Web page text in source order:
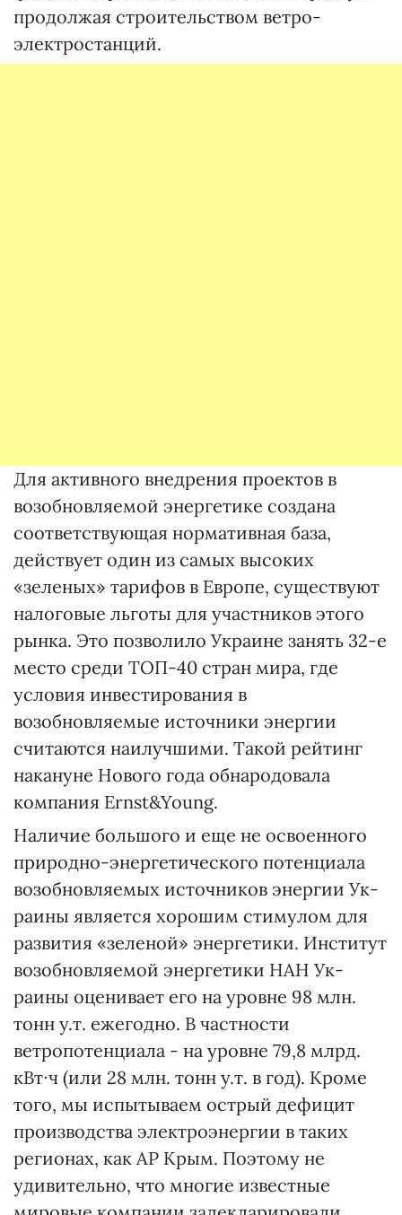
продолжая строительством ветро­
электростанций.
Для активного внедрения проектов в
возобновляемой энергетике создана
соответствующая нормативная база,
действует один из самых высоких
«зеленых» тарифов в Европе, существуют
налоговые льготы для участников этого
рынка. Это позволило Украине занять 32-е
место среди ТОП-40 стран мира, где
условия инвестирования в
возобновляемые источники энергии
считаются наилучшими. Такой рейтинг
накануне Нового года обнародовала
компания Ernst&Young.
Наличие большого и еще не освоенного
природно-энергетического потенциала
возобновляе­мых источников энергии Ук­
раины является хорошим стимулом для
развития «зеленой» энергетики. Инс­ти­тут
возобновляемой энергетики НАН Ук­
раины оценивает его на уровне 98 млн.
тонн у.т. ежегодно. В частности
ветропотенциала - на уровне 79,8 млрд.
кВт∙ч (или 28 млн. тонн у.т. в год). Кроме
того, мы испытываем острый дефицит
производ­ства электро­энергии в таких
регионах, как АР Крым. Поэтому не
удивительно, что многие известные